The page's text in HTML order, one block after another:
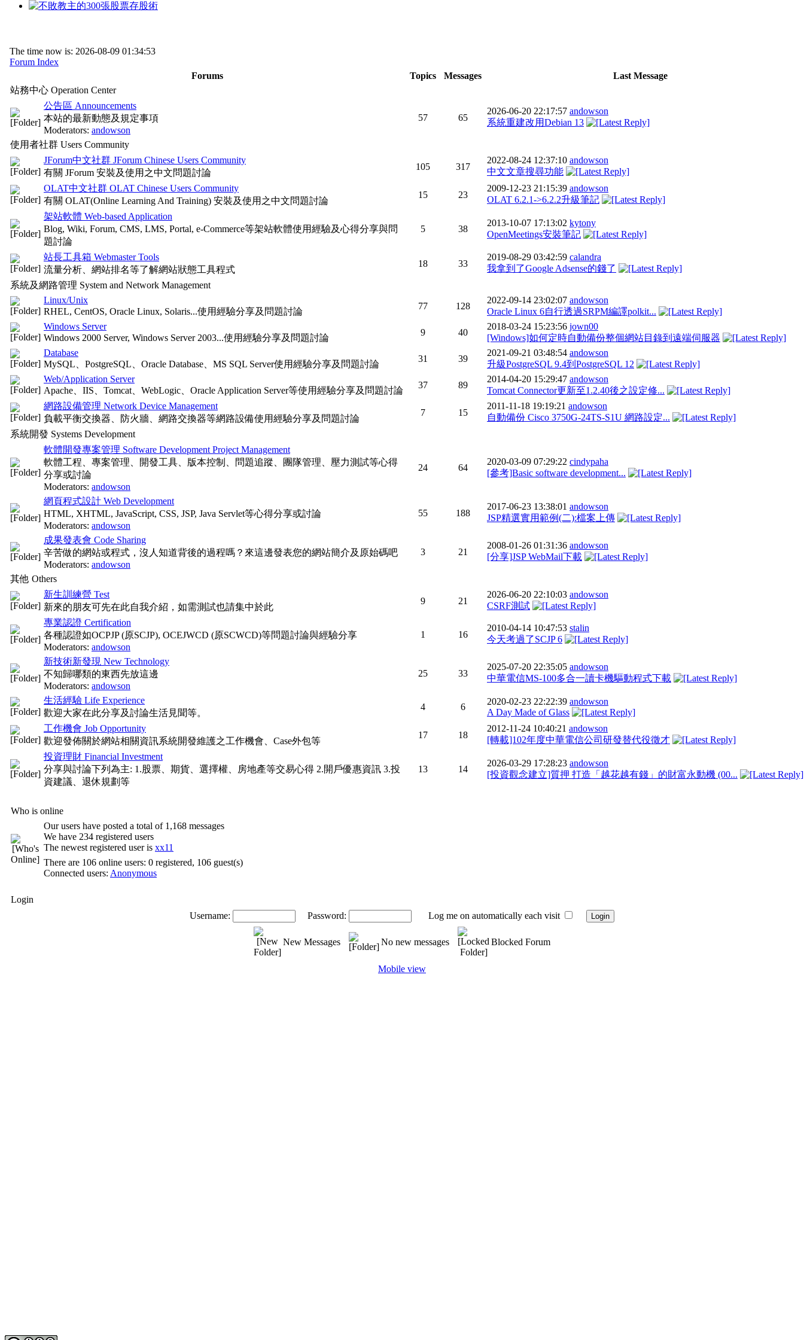
The time now is: 2026-08-09 01:34:53
Forum Index
Forums
Topics Messages
Last Message
站務中心 Operation Center
公告區 Announcements
本站的最新動態及規定事項
Moderators: andowson
57 65
2026-06-20 22:17:57 andowson
系統重建改用Debian 13
使用者社群 Users Community
JForum中文社群 JForum Chinese Users Community
有關 JForum 安裝及使用之中文問題討論
105 317
2022-08-24 12:37:10 andowson
中文文章搜尋功能
OLAT中文社群 OLAT Chinese Users Community
有關 OLAT(Online Learning And Training) 安裝及使用之中文問題討論
15 23
2009-12-23 21:15:39 andowson
OLAT 6.2.1->6.2.2升級筆記
架站軟體 Web-based Application
Blog, Wiki, Forum, CMS, LMS, Portal, e-Commerce等架站軟體使用經驗及心得分享與問
題討論
5 38
2013-10-07 17:13:02 kytony
OpenMeetings安裝筆記
站長工具箱 Webmaster Tools
流量分析、網站排名等了解網站狀態工具程式
18 33
2019-08-29 03:42:59 calandra
我拿到了Google Adsense的錢了
系統及網路管理 System and Network Management
Linux/Unix
RHEL, CentOS, Oracle Linux, Solaris...使用經驗分享及問題討論
77 128
2022-09-14 23:02:07 andowson
Oracle Linux 6自行透過SRPM編譯polkit...
Windows Server
Windows 2000 Server, Windows Server 2003...使用經驗分享及問題討論
9 40
2018-03-24 15:23:56 jown00
[Windows]如何定時自動備份整個網站目錄到遠端伺服器
Database
MySQL、PostgreSQL、Oracle Database、MS SQL Server使用經驗分享及問題討論
31 39
2021-09-21 03:48:54 andowson
升級PostgreSQL 9.4到PostgreSQL 12
Web/Application Server
Apache、IIS、Tomcat、WebLogic、Oracle Application Server等使用經驗分享及問題討論
37 89
2014-04-20 15:29:47 andowson
Tomcat Connector更新至1.2.40後之設定修...
網路設備管理 Network Device Management
負載平衡交換器、防火牆、網路交換器等網路設備使用經驗分享及問題討論
7 15
2011-11-18 19:19:21 andowson
自動備份 Cisco 3750G-24TS-S1U 網路設定...
系統開發 Systems Development
軟體開發專案管理 Software Development Project Management
軟體工程、專案管理、開發工具、版本控制、問題追蹤、團隊管理、壓力測試等心得
分享或討論
Moderators: andowson
24 64
2020-03-09 07:29:22 cindypaha
[參考]Basic software development...
網頁程式設計 Web Development
HTML, XHTML, JavaScript, CSS, JSP, Java Servlet等心得分享或討論
Moderators: andowson
55 188
2017-06-23 13:38:01 andowson
JSP精選實用範例(二):檔案上傳
成果發表會 Code Sharing
辛苦做的網站或程式，沒人知道背後的過程嗎？來這邊發表您的網站簡介及原始碼吧
Moderators: andowson
3 21
2008-01-26 01:31:36 andowson
[分享]JSP WebMail下載
其他 Others
新生訓練營 Test
新來的朋友可先在此自我介紹，如需測試也請集中於此
9 21
2026-06-20 22:10:03 andowson
CSRF測試
專業認證 Certification
各種認證如OCPJP (原SCJP), OCEJWCD (原SCWCD)等問題討論與經驗分享
Moderators: andowson
1 16
2010-04-14 10:47:53 stalin
今天考過了SCJP 6
新技術新發現 New Technology
不知歸哪類的東西先放這邊
Moderators: andowson
25 33
2025-07-20 22:35:05 andowson
中華電信MS-100多合一讀卡機驅動程式下載
生活經驗 Life Experience
歡迎大家在此分享及討論生活見聞等。
4 6
2020-02-23 22:22:39 andowson
A Day Made of Glass
工作機會 Job Opportunity
歡迎發佈關於網站相關資訊系統開發維護之工作機會、Case外包等
17 18
2012-11-24 10:40:21 andowson
[轉載]102年度中華電信公司研發替代役徵才
投資理財 Financial Investment
分享與討論下列為主: 1.股票、期貨、選擇權、房地產等交易心得 2.開戶優惠資訊 3.投
資建議、退休規劃等
13 14
2026-03-29 17:28:23 andowson
[投資觀念建立]質押 打造「越花越有錢」的財富永動機 (00...
Who is online
Our users have posted a total of 1,168 messages
We have 234 registered users
The newest registered user is xx11
There are 106 online users: 0 registered, 106 guest(s)
Connected users: Anonymous
Login
Username:
Password: Log me on automatically each visit
New Messages No new messages Blocked Forum
Mobile view